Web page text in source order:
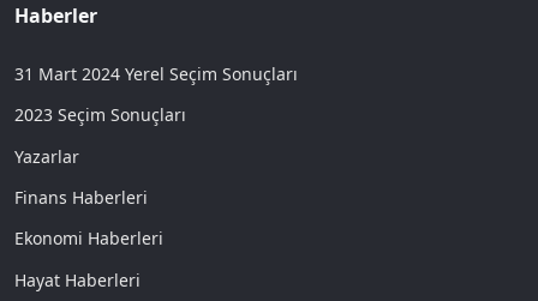
Haberler
31 Mart 2024 Yerel Seçim Sonuçları
2023 Seçim Sonuçları
Yazarlar
Finans Haberleri
Ekonomi Haberleri
Hayat Haberleri